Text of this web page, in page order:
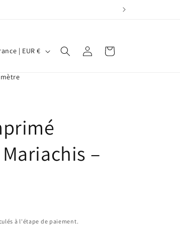
France | EUR € Connexion Panier
–
à l'étape de paiement.